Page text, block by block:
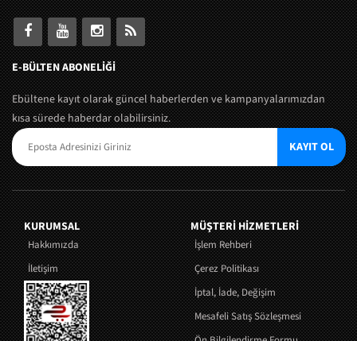
E-BÜLTEN ABONELİĞİ
Ebültene kayıt olarak güncel haberlerden ve kampanyalarımızdan
kısa sürede haberdar olabilirsiniz.
KAYIT OL
KURUMSAL
Hakkımızda
İletişim
MÜŞTERI HIZMETLERI
İşlem Rehberi
Çerez Politikası
İptal, İade, Değişim
Mesafeli Satış Sözleşmesi